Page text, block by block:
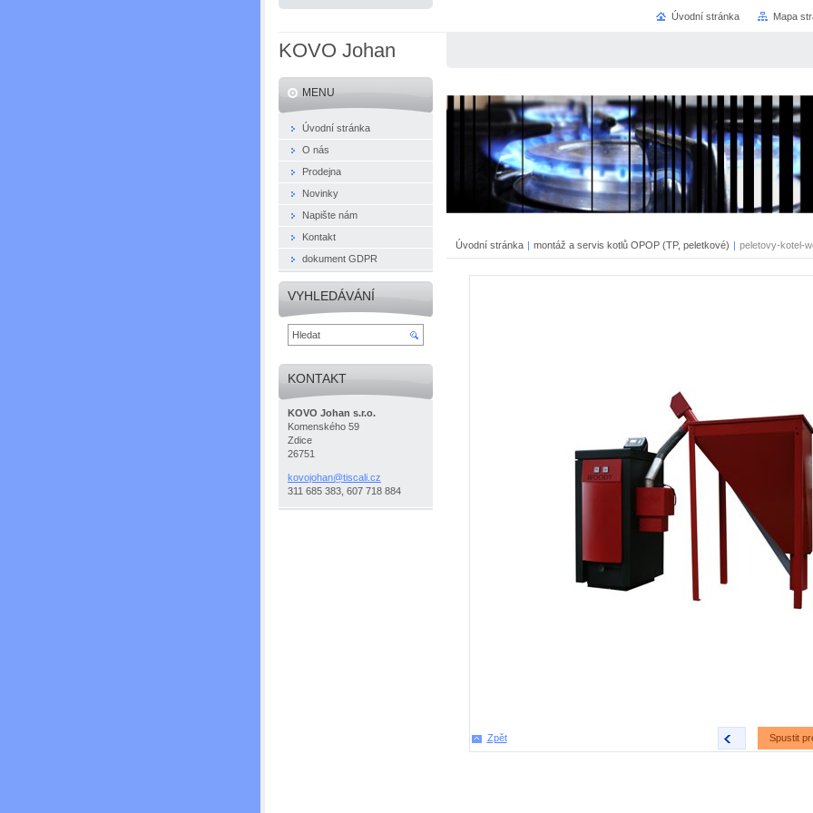
KOVO Johan
s.r.o.
Úvodní stránka | montáž a servis kotlů OPOP (TP, peletkové) | peletovy-kotel-
< Spustit
Zpět
MENU
Úvodní stránka
O nás
Prodejna
Novinky
Napište nám
Kontakt
dokument GDPR
VYHLEDÁVÁNÍ
KONTAKT
KOVO Johan s.r.o.
Komenského 59
Zdice
26751
kovojohan@tiscali.cz
311 685 383, 607 718 884
Úvodní stránka Mapa